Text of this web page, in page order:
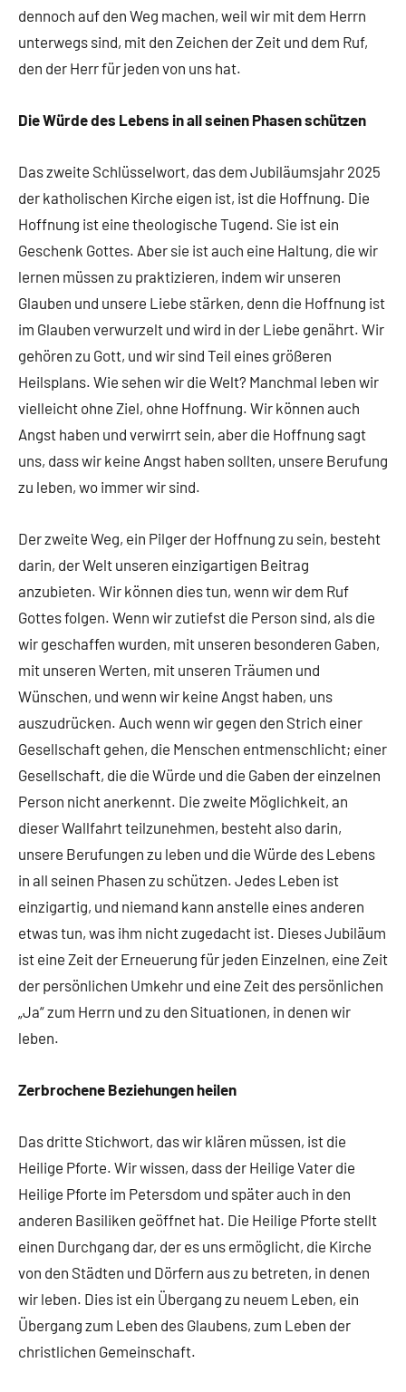
dennoch auf den Weg machen, weil wir mit dem Herrn
unterwegs sind, mit den Zeichen der Zeit und dem Ruf,
den der Herr für jeden von uns hat.
Die Würde des Lebens in all seinen Phasen schützen
Das zweite Schlüsselwort, das dem Jubiläumsjahr 2025
der katholischen Kirche eigen ist, ist die Hoffnung. Die
Hoffnung ist eine theologische Tugend. Sie ist ein
Geschenk Gottes. Aber sie ist auch eine Haltung, die wir
lernen müssen zu praktizieren, indem wir unseren
Glauben und unsere Liebe stärken, denn die Hoffnung ist
im Glauben verwurzelt und wird in der Liebe genährt. Wir
gehören zu Gott, und wir sind Teil eines größeren
Heilsplans. Wie sehen wir die Welt? Manchmal leben wir
vielleicht ohne Ziel, ohne Hoffnung. Wir können auch
Angst haben und verwirrt sein, aber die Hoffnung sagt
uns, dass wir keine Angst haben sollten, unsere Berufung
zu leben, wo immer wir sind.
Der zweite Weg, ein Pilger der Hoffnung zu sein, besteht
darin, der Welt unseren einzigartigen Beitrag
anzubieten. Wir können dies tun, wenn wir dem Ruf
Gottes folgen. Wenn wir zutiefst die Person sind, als die
wir geschaffen wurden, mit unseren besonderen Gaben,
mit unseren Werten, mit unseren Träumen und
Wünschen, und wenn wir keine Angst haben, uns
auszudrücken. Auch wenn wir gegen den Strich einer
Gesellschaft gehen, die Menschen entmenschlicht; einer
Gesellschaft, die die Würde und die Gaben der einzelnen
Person nicht anerkennt. Die zweite Möglichkeit, an
dieser Wallfahrt teilzunehmen, besteht also darin,
unsere Berufungen zu leben und die Würde des Lebens
in all seinen Phasen zu schützen. Jedes Leben ist
einzigartig, und niemand kann anstelle eines anderen
etwas tun, was ihm nicht zugedacht ist. Dieses Jubiläum
ist eine Zeit der Erneuerung für jeden Einzelnen, eine Zeit
der persönlichen Umkehr und eine Zeit des persönlichen
„Ja“ zum Herrn und zu den Situationen, in denen wir
leben.
Zerbrochene Beziehungen heilen
Das dritte Stichwort, das wir klären müssen, ist die
Heilige Pforte. Wir wissen, dass der Heilige Vater die
Heilige Pforte im Petersdom und später auch in den
anderen Basiliken geöffnet hat. Die Heilige Pforte stellt
einen Durchgang dar, der es uns ermöglicht, die Kirche
von den Städten und Dörfern aus zu betreten, in denen
wir leben. Dies ist ein Übergang zu neuem Leben, ein
Übergang zum Leben des Glaubens, zum Leben der
christlichen Gemeinschaft.